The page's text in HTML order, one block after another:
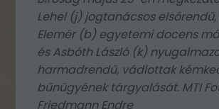
Lehel (j) jogtanácsos elsőrendű,
Elemér (b) egyetemi docens
és Asbóth László (k)
harmadrendű, vádlottak
bűnügyének tárgyalását. MTI
Friedmann Endre